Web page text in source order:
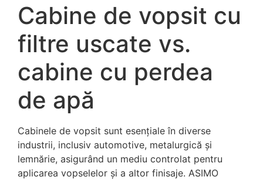
Cabine de vopsit cu
filtre uscate vs.
cabine cu perdea
de apă
Cabinele de vopsit sunt esențiale în diverse
industrii, inclusiv automotive, metalurgică și
lemnărie, asigurând un mediu controlat pentru
aplicarea vopselelor și a altor finisaje. ASIMO